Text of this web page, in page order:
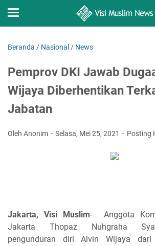
Beranda / Nasional / News
Pemprov DKI Jawab
Wijaya Diberhentikan
Jabatan
Oleh Anonim Selasa, Mei 25, 2021 Posting
Jakarta, Visi Muslim- Anggota
Jakarta Thopaz Nuhgraha
pengunduran diri Alvin Wijaya dari